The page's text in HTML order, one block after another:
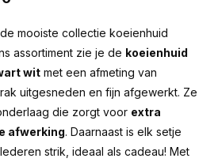
mooiste collectie koeienhuid
assortiment zie je de koeienhuid
wit met een afmeting van
uitgesneden en fijn afgewerkt. Ze
die zorgt voor extra
afwerking. Daarnaast is elk setje
strik, ideaal als cadeau! Met